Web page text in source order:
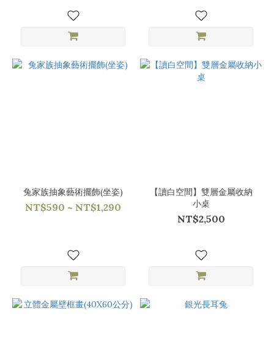
兔家族抽象藝術擺飾(坐姿)
NT$590 ~ NT$1,290
【讀白空間】雙層金屬收納
小桌
NT$2,500